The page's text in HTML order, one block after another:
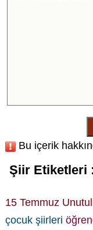
Bu içerik
Şiir Etiketleri
15 Temmuz
çocuk şiirleri